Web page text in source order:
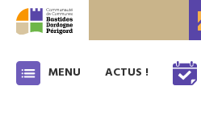
MENU ACTUS !